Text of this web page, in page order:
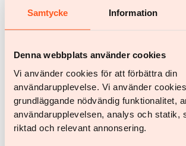
Samtycke Information
Denna webbplats använder cookies
Vi använder cookies för att förbättra din
användarupplevelse. Vi använder
grundläggande nödvändig funktionalitet,
användarupplevelsen, analys och statik,
riktad och relevant annonsering.
Onze service
Vrouwen
Mannen
Jouw team